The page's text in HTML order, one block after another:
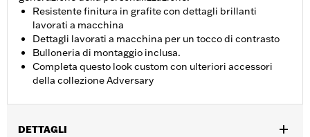
Resistente finitura in grafite con dettagli brillanti
lavorati a macchina
Dettagli lavorati a macchina per un tocco di contrasto
Bulloneria di montaggio inclusa.
Completa questo look custom con ulteriori accessori
della collezione Adversary
DETTAGLI